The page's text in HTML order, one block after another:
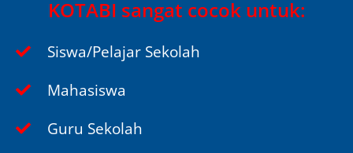
KOTABI sangat cocok untuk:
Siswa/Pelajar Sekolah
Mahasiswa
Guru Sekolah